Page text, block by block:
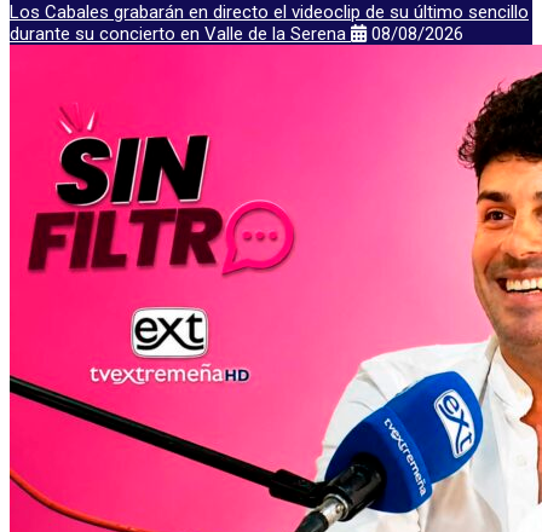
Los Cabales grabarán en directo el videoclip de su último sencillo
durante su concierto en Valle de la Serena
08/08/2026